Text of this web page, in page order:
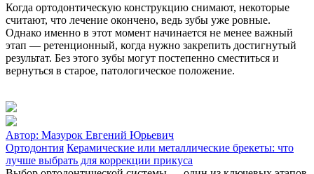
Когда ортодонтическую конструкцию снимают, некоторые
считают, что лечение окончено, ведь зубы уже ровные.
Однако именно в этот момент начинается не менее важный
этап — ретенционный, когда нужно закрепить достигнутый
результат. Без этого зубы могут постепенно сместиться и
вернуться в старое, патологическое положение.
Автор: Мазурок Евгений Юрьевич
Ортодонтия Керамические или металлические брекеты: что
лучше выбрать для коррекции прикуса